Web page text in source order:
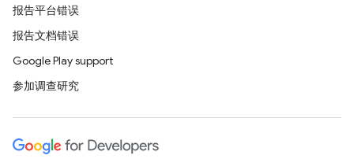
报告平台错误
报告文档错误
Google Play support
参加调查研究